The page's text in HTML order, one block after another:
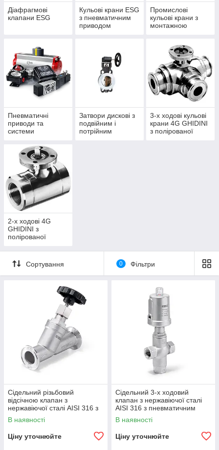
Діафрагмові
клапани ESG
Кульові крани ESG
з пневматичним
приводом
Промислові
кульові крани з
монтажною
Пневматичні
приводи та
системи
арматурою
Затвори дискові з
подвійним і
потрійним
3-х ходові кульові
крани 4G GHIDINI
з полірованої
2-х ходові 4G
GHIDINI з
полірованої
Сортування 0 Фільтри
Сідельний різьбовий
відсічною клапан з
нержавіючої сталі AISI 316 з
ручним приводом
В наявності
Ціну уточнюйте
Сідельний 3-х ходовий
клапан з нержавіючої сталі
AISI 316 з пневматичним
приводом
В наявності
Ціну уточнюйте